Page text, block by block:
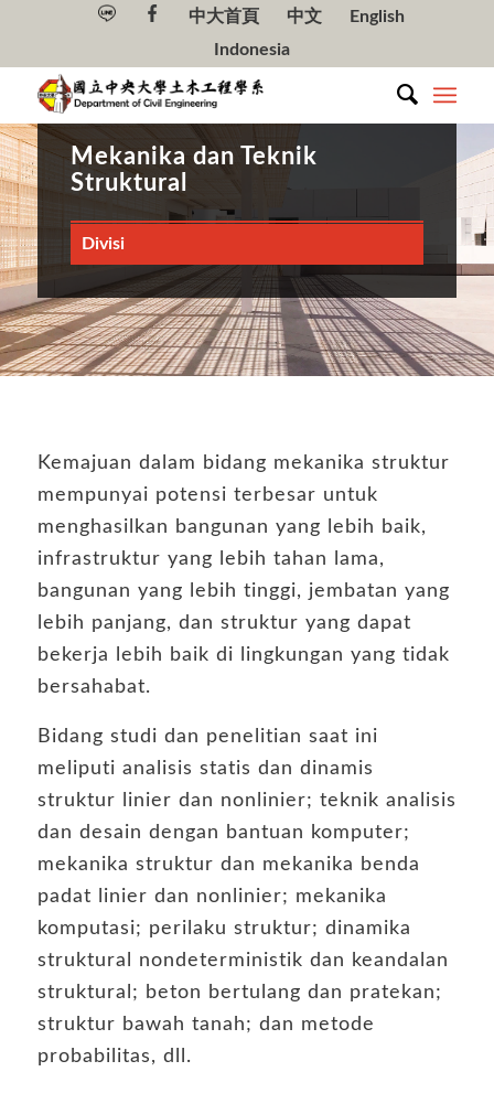
中大首頁 中文
English
Indonesia
Mekanika dan Teknik
Struktural
Divisi
Kemajuan dalam bidang mekanika struktur
mempunyai potensi terbesar untuk
menghasilkan bangunan yang lebih baik,
infrastruktur yang lebih tahan lama,
bangunan yang lebih tinggi, jembatan yang
lebih panjang, dan struktur yang dapat
bekerja lebih baik di lingkungan yang tidak
bersahabat.
Bidang studi dan penelitian saat ini
meliputi analisis statis dan dinamis
struktur linier dan nonlinier; teknik analisis
dan desain dengan bantuan komputer;
mekanika struktur dan mekanika benda
padat linier dan nonlinier; mekanika
komputasi; perilaku struktur; dinamika
struktural nondeterministik dan keandalan
struktural; beton bertulang dan pratekan;
struktur bawah tanah; dan metode
probabilitas, dll.